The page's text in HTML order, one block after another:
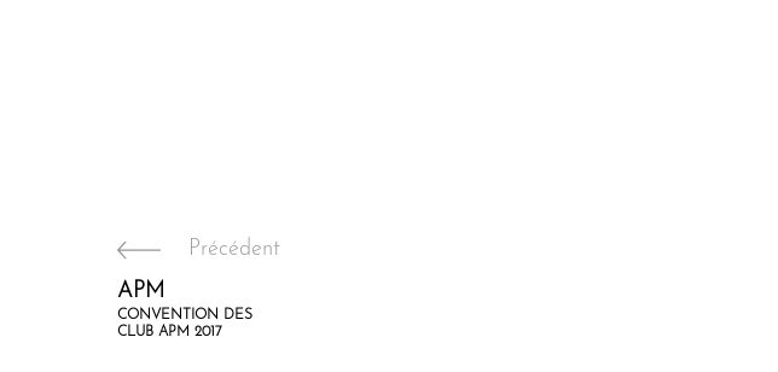
Précédent
APM
CONVENTION DES
CLUB APM 2017